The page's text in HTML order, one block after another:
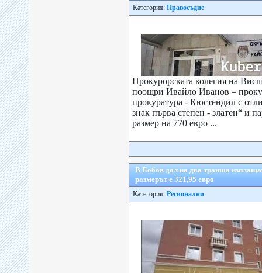
Категория: Правосъдие
Прокурорската колегия на
поощри Ивайло Иванов –
прокуратура - Кюстендил с
знак първа степен - златен“ и
размер на 770 евро ...
В Бобов дол на два транша
размерът е 321,95 евро
Категория: Регионални